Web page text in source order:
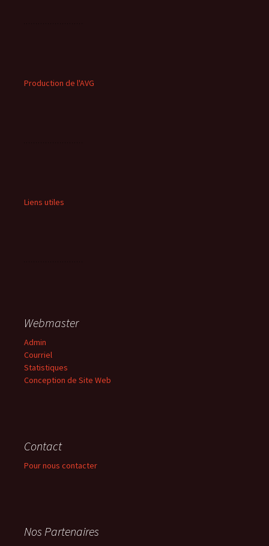
Production de l'AVG
Liens utiles
Webmaster
Admin
Courriel
Statistiques
Conception de Site Web
Contact
Pour nous contacter
Nos Partenaires